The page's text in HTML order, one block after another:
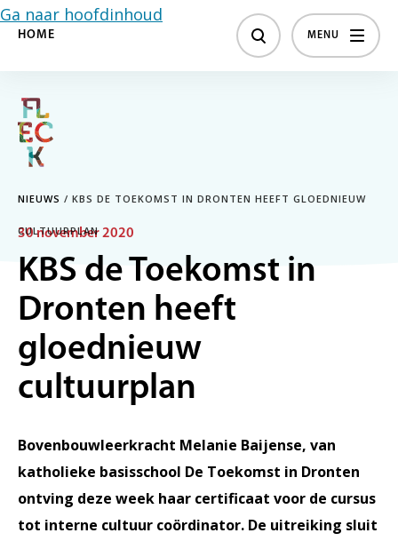
Ga naar hoofdinhoud
HOME MENU
NIEUWS / KBS DE TOEKOMST IN DRONTEN HEEFT GLOEDNIEUW
CULTUURPLAN
30 november 2020
KBS de Toekomst in
Dronten heeft
gloednieuw
cultuurplan
Bovenbouwleerkracht Melanie Baijense, van
katholieke basisschool De Toekomst in Dronten
ontving deze week haar certificaat voor de cursus
tot interne cultuur coördinator. De uitreiking sluit